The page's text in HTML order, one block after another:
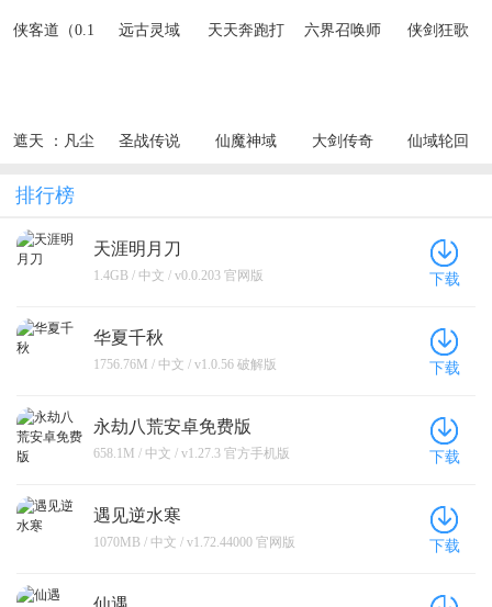
侠客道（0.1
远古灵域
天天奔跑打
六界召唤师
侠剑狂歌
遮天 ：凡尘
圣战传说
仙魔神域
大剑传奇
仙域轮回
排行榜
天涯明月刀
1.4GB / 中文 / v0.0.203 官网版 下载
华夏千秋
1756.76M / 中文 / v1.0.56 破解版 下载
永劫八荒安卓免费版
658.1M / 中文 / v1.27.3 官方手机版 下载
遇见逆水寒
1070MB / 中文 / v1.72.44000 官网版 下载